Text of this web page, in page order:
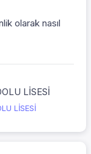
olarak nasıl
LİSESİ
LİSESİ